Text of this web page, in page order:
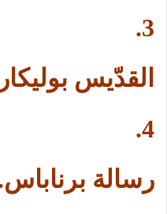
3.
القدّيس
4.
رسالة